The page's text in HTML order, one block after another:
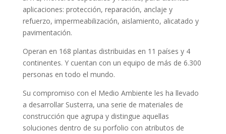
aplicaciones: protección, reparación, anclaje y
refuerzo, impermeabilización, aislamiento, alicatado y
pavimentación.
Operan en 168 plantas distribuidas en 11 países y 4
continentes. Y cuentan con un equipo de más de 6.300
personas en todo el mundo.
Su compromiso con el Medio Ambiente les ha llevado
a desarrollar Susterra, una serie de materiales de
construcción que agrupa y distingue aquellas
soluciones dentro de su porfolio con atributos de